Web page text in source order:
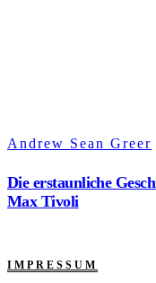
Andrew Sean Greer
Die erstaunliche
Max Tivoli
IMPRESSUM